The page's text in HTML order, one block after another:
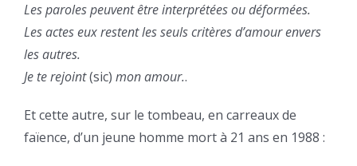
Les paroles peuvent être interprétées ou déformées.
Les actes eux restent les seuls critères d’amour envers
les autres.
Je te rejoint(sic) mon amour..
Et cette autre, sur le tombeau, en carreaux de
faïence, d’un jeune homme mort à 21 ans en 1988 :